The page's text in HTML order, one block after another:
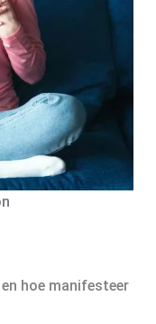
hoe manifesteer